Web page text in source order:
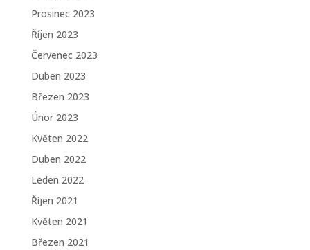
Prosinec 2023
Říjen 2023
Červenec 2023
Duben 2023
Březen 2023
Únor 2023
Květen 2022
Duben 2022
Leden 2022
Říjen 2021
Květen 2021
Březen 2021